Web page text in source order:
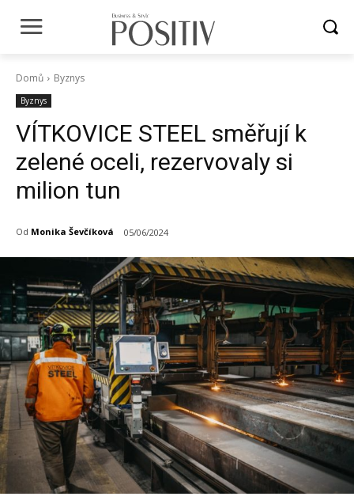
Domů Byznys
Byznys
VÍTKOVICE STEEL směřují k
zelené oceli, rezervovaly si
milion tun
Od Monika Ševčíková 05/06/2024